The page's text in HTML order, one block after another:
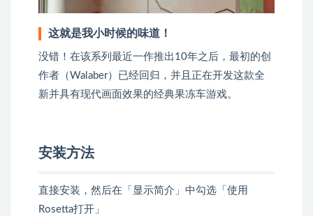
这就是我小时候的味道！
没错！在该系列最近一作推出10年之后，最初的创
作者（Walaber）已经回归，并且正在开发这款全
新并具有现代画面效果的经典果冻车游戏。
安装方法
直接安装，然后在「显示简介」中勾选「使用
Rosetta打开」